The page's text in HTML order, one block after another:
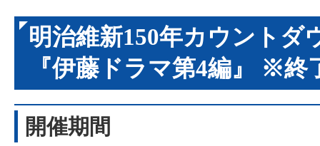
明治維新150年カウントダ
『伊藤ドラマ第4編』 ※終
開催期間